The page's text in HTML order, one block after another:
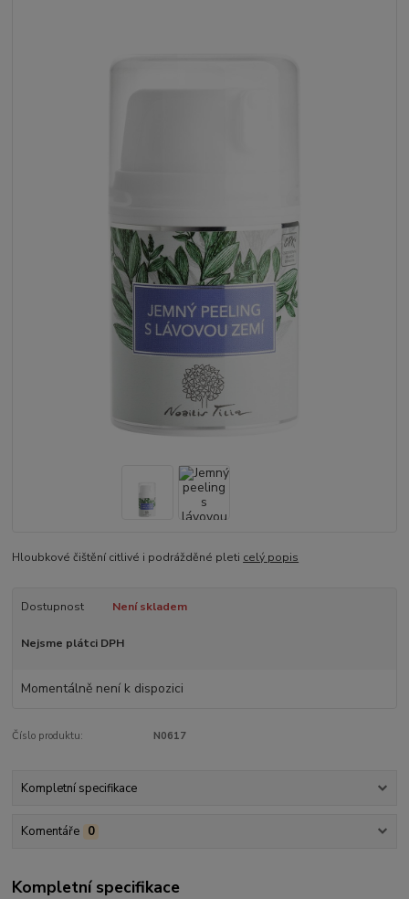
Hloubkové čištění citlivé i podrážděné pleti celý popis
Dostupnost Není skladem
Nejsme plátci DPH
Momentálně není k dispozici
Číslo produktu: N0617
Kompletní specifikace
Komentáře 0
Kompletní specifikace